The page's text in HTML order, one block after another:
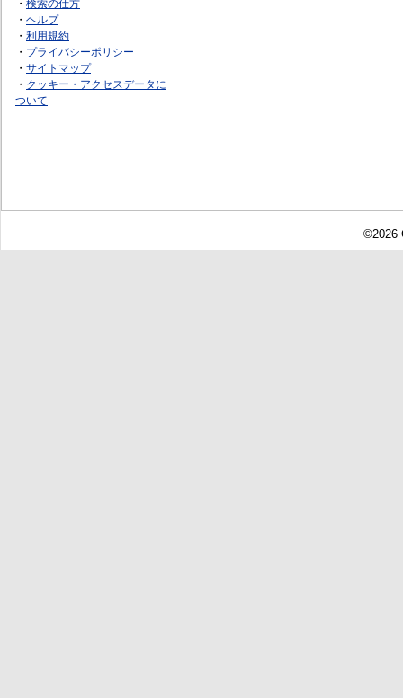
・ 検索の仕方
・ ヘルプ
・ 利用規約
・ プライバシーポリシー
・ サイトマップ
・ クッキー・アクセスデータに
ついて
©2026